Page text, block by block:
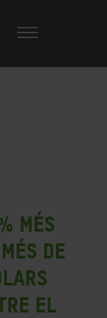
més
de
el